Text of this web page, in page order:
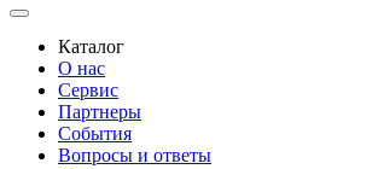
Каталог
О нас
Сервис
Партнеры
События
Вопросы и ответы